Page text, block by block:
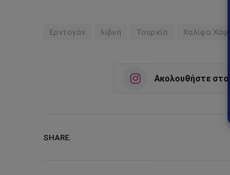
Ερντογάν λιβυη Τουρκία Χαλίφα
Ακολουθήστε
SHARE.